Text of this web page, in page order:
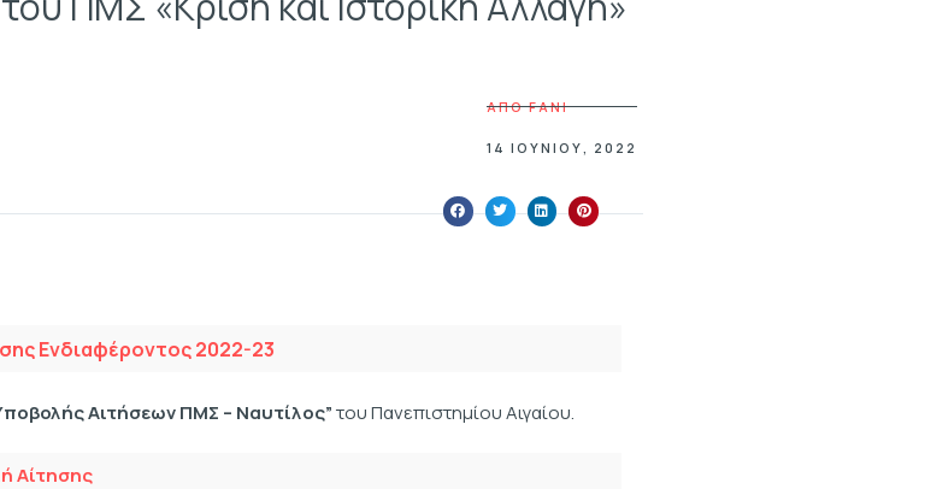
ΑΠΟFANI
14 ΙΟΥΝΊΟΥ, 2022
Ενδιαφέροντος 2022-23
Αιτήσεων ΠΜΣ – Ναυτίλος”του Πανεπιστημίου Αιγαίου.
Αίτησης